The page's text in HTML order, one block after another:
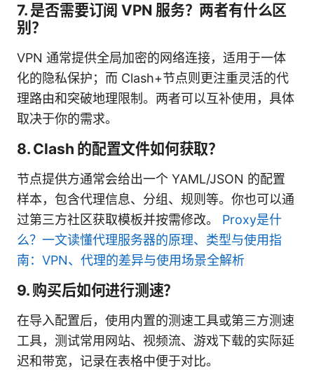
7. 是否需要订阅 VPN 服务？两者有什么区
别？
VPN 通常提供全局加密的网络连接，适用于一体
化的隐私保护；而 Clash+节点则更注重灵活的代
理路由和突破地理限制。两者可以互补使用，具体
取决于你的需求。
8. Clash 的配置文件如何获取？
节点提供方通常会给出一个 YAML/JSON 的配置
样本，包含代理信息、分组、规则等。你也可以通
过第三方社区获取模板并按需修改。 Proxy是什
么？一文读懂代理服务器的原理、类型与使用指
南：VPN、代理的差异与使用场景全解析
9. 购买后如何进行测速？
在导入配置后，使用内置的测速工具或第三方测速
工具，测试常用网站、视频流、游戏下载的实际延
迟和带宽，记录在表格中便于对比。